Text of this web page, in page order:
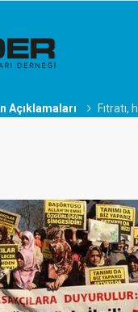
Açıklamaları